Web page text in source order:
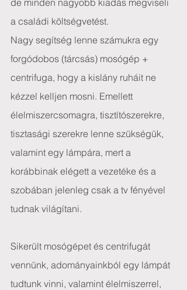
de minden nagyobb kiadás megviseli
a családi költségvetést.
Nagy segítség lenne számukra egy
forgódobos (tárcsás) mosógép +
centrifuga, hogy a kislány ruháit ne
kézzel kelljen mosni. Emellett
élelmiszercsomagra, tisztítószerekre,
tisztasági szerekre lenne szükségük,
valamint egy lámpára, mert a
korábbinak elégett a vezetéke és a
szobában jelenleg csak a tv fényével
tudnak világítani.
Sikerült mosógépet és centrifugát
vennünk, adományainkból egy lámpát
tudtunk vinni, valamint élelmiszerrel,